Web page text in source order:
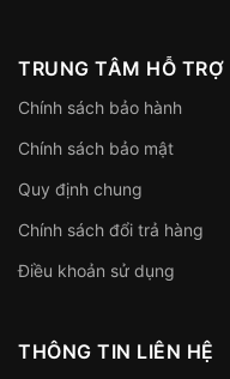
TRUNG TÂM HỖ TRỢ
Chính sách bảo hành
Chính sách bảo mật
Quy định chung
Chính sách đổi trả hàng
Điều khoản sử dụng
THÔNG TIN LIÊN HỆ